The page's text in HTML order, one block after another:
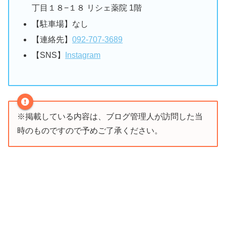
丁目１８−１８ リシェ薬院 1階
【駐車場】なし
【連絡先】092-707-3689
【SNS】
Instagram
※掲載している内容は、ブログ管理人が訪問した当
時のものですので予めご了承ください。